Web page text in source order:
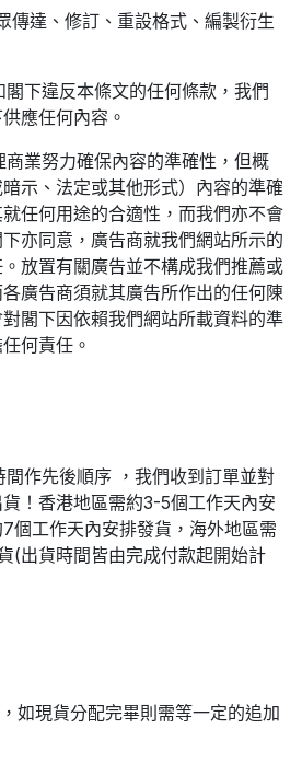
達、修訂、重設格式、編製衍生
下違反本條文的任何條款，我們
應任何內容。
業努力確保內容的準確性，但概
示、法定或其他形式）內容的準確
任何用途的合適性，而我們亦不會
亦同意，廣告商就我們網站所示的
放置有關廣告並不構成我們推薦或
廣告商須就其廣告所作出的任何陳
閣下因依賴我們網站所載資料的準
何責任。
作先後順序 ，我們收到訂單並對
！香港地區需約3-5個工作天內安
個工作天內安排發貨，海外地區需
(出貨時間皆由完成付款起開始計
如現貨分配完畢則需等一定的追加